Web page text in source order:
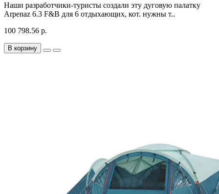
Наши разработчики-туристы создали эту дуговую палатку
Arpenaz 6.3 F&B для 6 отдыхающих, кот. нужны т..
100 798.56 р.
В корзину